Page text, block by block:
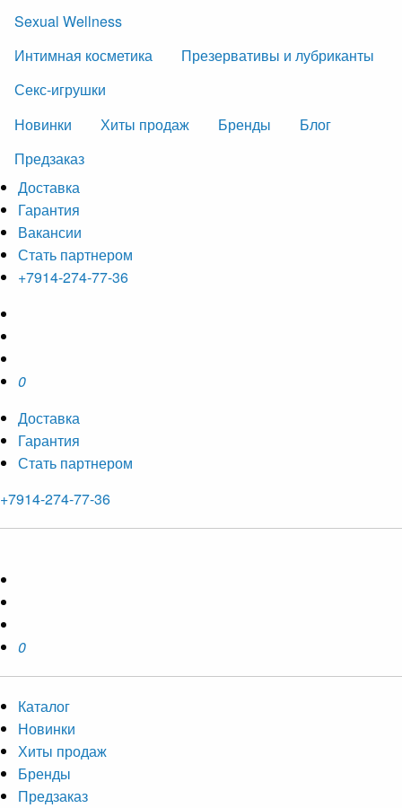
Sexual Wellness
Интимная косметика
Презервативы и лубриканты
Секс-игрушки
Новинки
Хиты продаж Бренды
Блог
Предзаказ
Доставка
Гарантия
Вакансии
Стать партнером
+7914-274-77-36
0
Доставка
Гарантия
Стать партнером
+7914-274-77-36
0
Каталог
Новинки
Хиты продаж
Бренды
Предзаказ